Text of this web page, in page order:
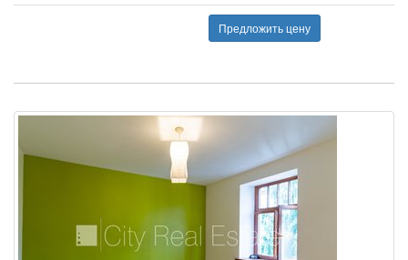
Предложить цену